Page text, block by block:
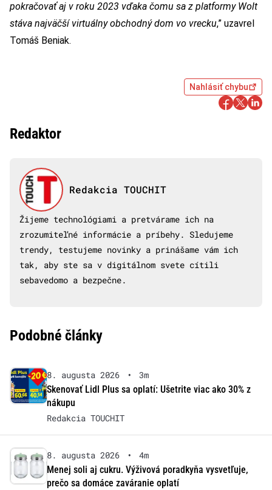
pokračovať aj v roku 2023 vďaka čomu sa z platformy Wolt
stáva najväčší virtuálny obchodný dom vo vrecku,” uzavrel
Tomáš Beniak.
Nahlásiť chybu
Redaktor
Redakcia TOUCHIT
Žijeme technológiami a pretvárame ich na
zrozumiteľné informácie a príbehy. Sledujeme
trendy, testujeme novinky a prinášame vám ich
tak, aby ste sa v digitálnom svete cítili
sebavedomo a bezpečne.
Podobné články
8. augusta 2026 •
3m
Skenovať Lidl Plus sa oplatí: Ušetrite viac ako 30% z
nákupu
Redakcia TOUCHIT
8. augusta 2026 •
4m
Menej soli aj cukru. Výživová poradkyňa vysvetľuje,
prečo sa domáce zaváranie oplatí